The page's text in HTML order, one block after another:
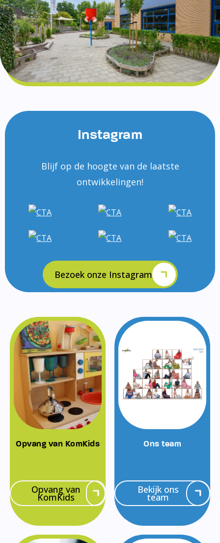
Instagram
Blijf op de hoogte van de laatste
ontwikkelingen!
Bezoek onze Instagram
Opvang van KomKids
Opvang van
KomKids
Ons team
Bekijk ons
team